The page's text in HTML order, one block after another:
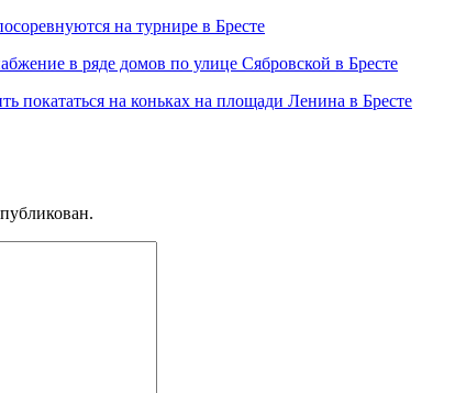
на турнире в Бресте
в ряде домов по улице Сябровской в Бресте
покататься на коньках на площади Ленина в Бресте